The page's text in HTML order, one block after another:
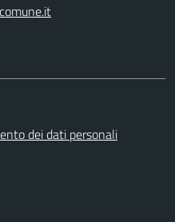
dei dati personali